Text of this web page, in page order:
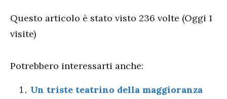
Questo articolo è stato visto 236 volte (Oggi 1
visite)
Potrebbero interessarti anche:
Un triste teatrino della maggioranza